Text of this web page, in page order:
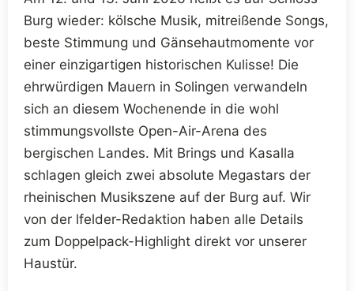
Burg wieder: kölsche Musik, mitreißende Songs,
beste Stimmung und Gänsehautmomente vor
einer einzigartigen historischen Kulisse! Die
ehrwürdigen Mauern in Solingen verwandeln
sich an diesem Wochenende in die wohl
stimmungsvollste Open-Air-Arena des
bergischen Landes. Mit Brings und Kasalla
schlagen gleich zwei absolute Megastars der
rheinischen Musikszene auf der Burg auf. Wir
von der lfelder-Redaktion haben alle Details
zum Doppelpack-Highlight direkt vor unserer
Haustür.